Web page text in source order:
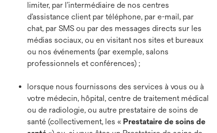
limiter, par l’intermédiaire de nos centres
d’assistance client par téléphone, par e-mail, par
chat, par SMS ou par des messages directs sur les
médias sociaux, ou en visitant nos sites et bureaux
ou nos événements (par exemple, salons
professionnels et conférences) ;
lorsque nous fournissons des services à vous ou à
votre médecin, hôpital, centre de traitement médical
ou de radiologie, ou autre prestataire de soins de
santé (collectivement, les « Prestataire de soins de